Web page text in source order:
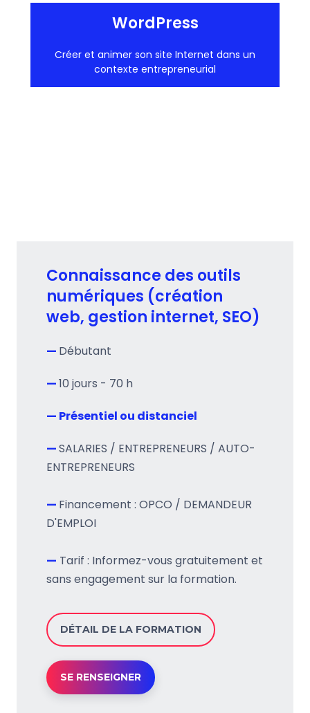
WordPress
Créer et animer son site Internet dans un
contexte entrepreneurial
Connaissance des outils
numériques (création
web, gestion internet, SEO)
— Débutant
—10 jours - 70 h
— Présentiel ou distanciel
—SALARIES / ENTREPRENEURS / AUTO-
ENTREPRENEURS
— Financement : OPCO / DEMANDEUR
D'EMPLOI
— Tarif : Informez-vous gratuitement et
sans engagement sur la formation.
DÉTAIL DE LA FORMATION
SE RENSEIGNER